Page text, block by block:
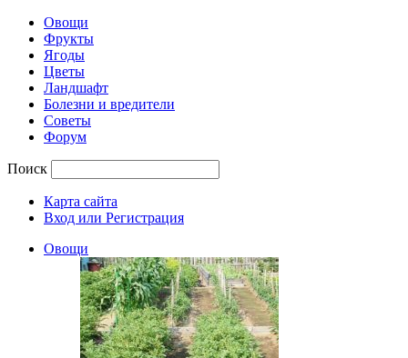
Овощи
Фрукты
Ягоды
Цветы
Ландшафт
Болезни и вредители
Советы
Форум
Поиск
Карта сайта
Вход или Регистрация
Овощи